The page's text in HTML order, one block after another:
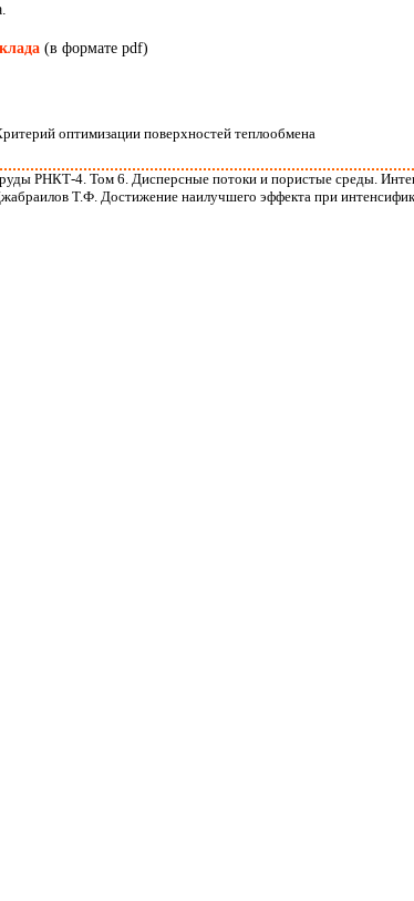
(в формате pdf)
оптимизации поверхностей теплообмена
РНКТ-4. Том 6. Дисперсные потоки и пористые среды.
Т.Ф. Достижение наилучшего эффекта при